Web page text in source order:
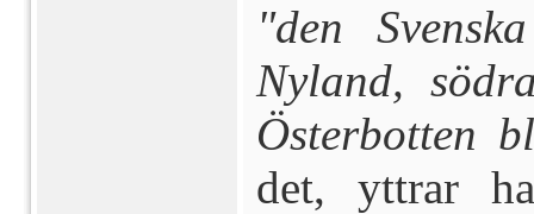
"den
Nyland,
Ös­terbotten
det, yttrar